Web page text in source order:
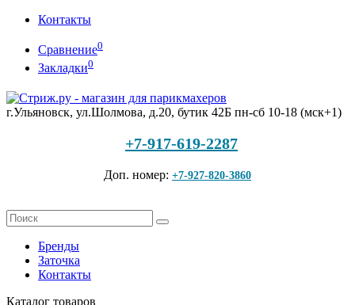
Контакты
Сравнение0
Закладки0
г.Ульяновск, ул.Шолмова, д.20, бутик 42Б пн-сб 10-18 (мск+1)
+7-917-619-2287
Доп. номер: +7-927-820-3860
Бренды
Заточка
Контакты
Каталог товаров